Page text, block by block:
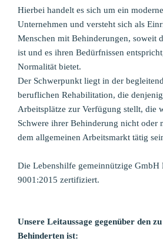
Hierbei handelt es sich um ein
Unternehmen und versteht sich als
Menschen mit Behinderungen, soweit
ist und es ihren Bedürfnissen
Normalität bietet.
Der Schwerpunkt liegt in der
beruflichen Rehabilitation, die
Arbeitsplätze zur Verfügung stellt, die
Schwere ihrer Behinderung nicht oder
dem allgemeinen Arbeitsmarkt tätig
Die Lebenshilfe gemeinnützige GmbH
9001:2015 zertifiziert.
Unsere Leitaussage gegenüber den
Behinderten ist: